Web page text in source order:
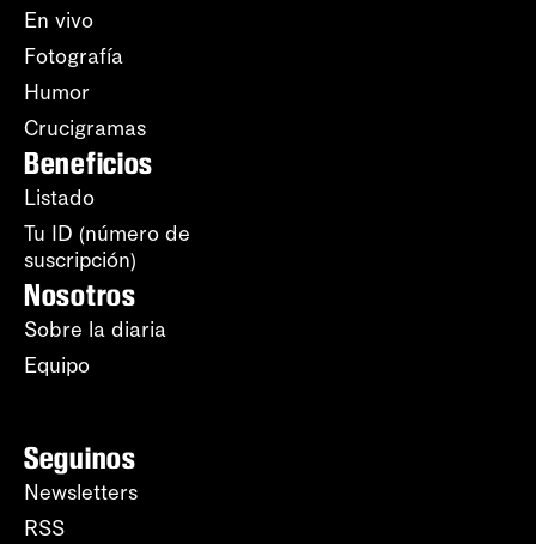
En vivo
Fotografía
Humor
Crucigramas
Beneficios
Listado
Tu ID (número de
suscripción)
Nosotros
Sobre la diaria
Equipo
Seguinos
Newsletters
RSS